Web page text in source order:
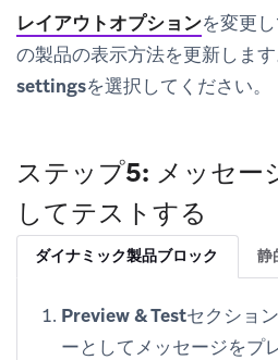
レイアウトオプションを変更
の製品の表示方法を更新しま
settingsを選択してください。
ステップ5: メッセー
してテストする
ダイナミック製品ブロック 静
Preview & Testセクショ
ーとしてメッセージをプ